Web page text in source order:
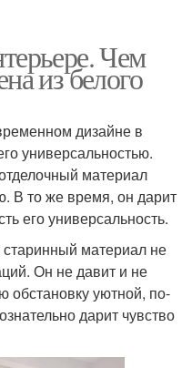
Чем
из белого
дизайне в
универсальностью.
материал
В то же время, он дарит
его универсальность.
старинный материал не
Он не давит и не
обстановку уютной, по-
дарит чувство